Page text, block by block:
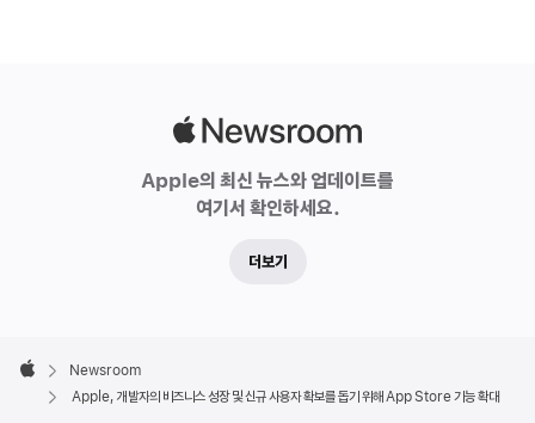
투자한다.
올해부터
순차적으로
개발자에게
앱
Apple의 최신 뉴스와 업데이트를
여기서 확인하세요.
더보기
Footer

Apple
Newsroom
Apple, 개발자의 비즈니스 성장 및 신규 사용자 확보를 돕기 위해 App Store 기능 확대